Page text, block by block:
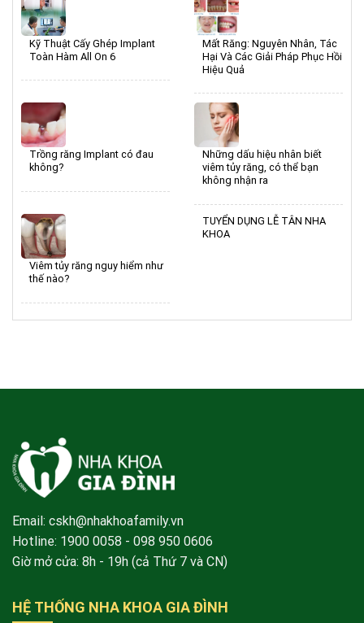
Kỹ Thuật Cấy Ghép Implant
Toàn Hàm All On 6
Mất Răng: Nguyên Nhân, Tác
Hại Và Các Giải Pháp Phục Hồi
Hiệu Quả
Trồng răng Implant có đau
không?
Những dấu hiệu nhân biết
viêm tủy răng, có thể bạn
không nhận ra
Viêm tủy răng nguy hiểm như
thế nào?
TUYỂN DỤNG LỄ TÂN NHA
KHOA
Email: cskh@nhakhoafamily.vn
Hotline: 1900 0058 - 098 950 0606
Giờ mở cửa: 8h - 19h (cả Thứ 7 và CN)
HỆ THỐNG NHA KHOA GIA ĐÌNH